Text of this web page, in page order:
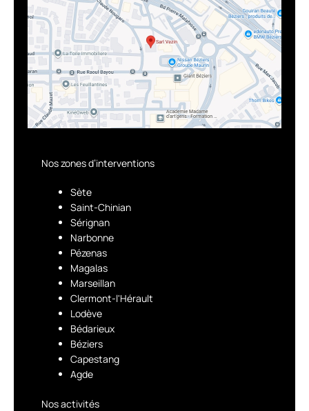
Nos zones d’interventions
Sète
Saint-Chinian
Sérignan
Narbonne
Pézenas
Magalas
Marseillan
Clermont-l'Hérault
Lodève
Bédarieux
Béziers
Capestang
Agde
Nos activités